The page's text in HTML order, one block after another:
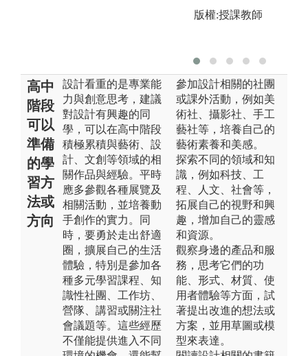
版權:授課教師
高中
階段
可以
準備
的學
習方
法或
方向
設計看重的是專業能
力與創意思考，建議
對設計有興趣的同
學，可以在高中階段
積極累積與藝術、設
計、文創等領域的相
關作品與經驗。平時
應多參觀各種展覽及
相關活動，並培養動
手創作的實力。同
時，要勇於走出舒適
圈，擴展自己的生活
體驗，特別是參加各
種多元學習課程、知
識性社團、工作坊、
營隊、講習或關注社
會議題等。這些經歷
不僅能提供進入不同
參加設計相關的社團
或課外活動，例如美
術社、攝影社、手工
藝社等，培養自己的
藝術素養和美感。
探索不同的領域和知
識，例如科技、工
程、人文、社會等，
拓展自己的視野和興
趣，增加自己的靈感
和資源。
觀察身邊的產品和服
務，思考它們的功
能、形式、材質、使
用者體驗等方面，試
著提出改進的想法或
方案，並用草圖或模
型來表達。